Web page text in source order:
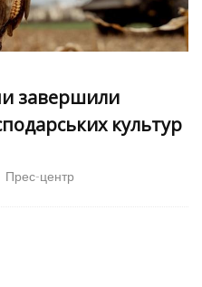
завершили
культур
Прес-центр